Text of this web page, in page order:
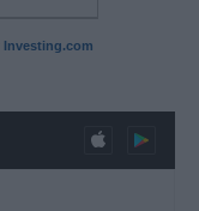
Investing.com